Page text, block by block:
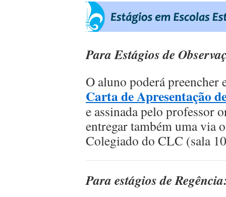
ParaEstágios de
O aluno poderá preencher
Carta de Apresentação
e assinada pelo professor
entregar também uma via
Colegiado do CLC (sala
Para estágios de